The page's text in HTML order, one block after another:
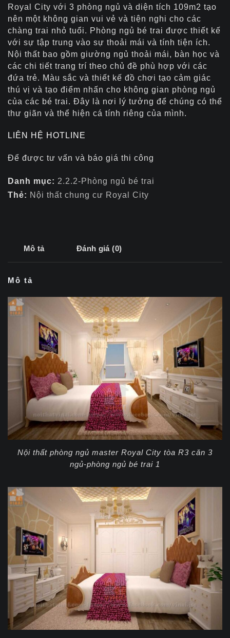
Royal City với 3 phòng ngủ và diện tích 109m2 tạo
nên một không gian vui vẻ và tiện nghi cho các
chàng trai nhỏ tuổi. Phòng ngủ bé trai được thiết kế
với sự tập trung vào sự thoải mái và tính tiện ích.
Nội thất bao gồm giường ngủ thoải mái, bàn học và
các chi tiết trang trí theo chủ đề phù hợp với các
đứa trẻ. Màu sắc và thiết kế đồ chơi tạo cảm giác
thú vị và tạo điểm nhấn cho không gian phòng ngủ
của các bé trai. Đây là nơi lý tưởng để chúng có thể
thư giãn và thể hiện cá tính riêng của mình.
LIÊN HỆ HOTLINE
Để được tư vấn và báo giá thi công
Danh mục: 2.2.2-Phòng ngủ bé trai
Thẻ: Nội thất chung cư Royal City
Mô tả Đánh giá (0)
Mô tả
Nội thất phòng ngủ master Royal City tòa R3 căn 3
ngủ-phòng ngủ bé trai 1